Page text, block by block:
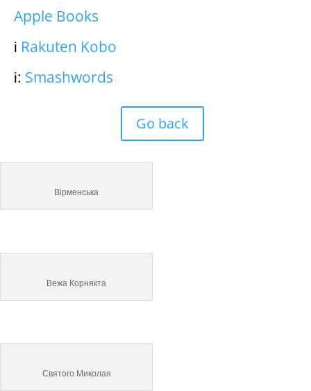
Apple Books
і Rakuten Kobo
і: Smashwords
Go back
Вірменська
Вежа Корнякта
Святого Миколая